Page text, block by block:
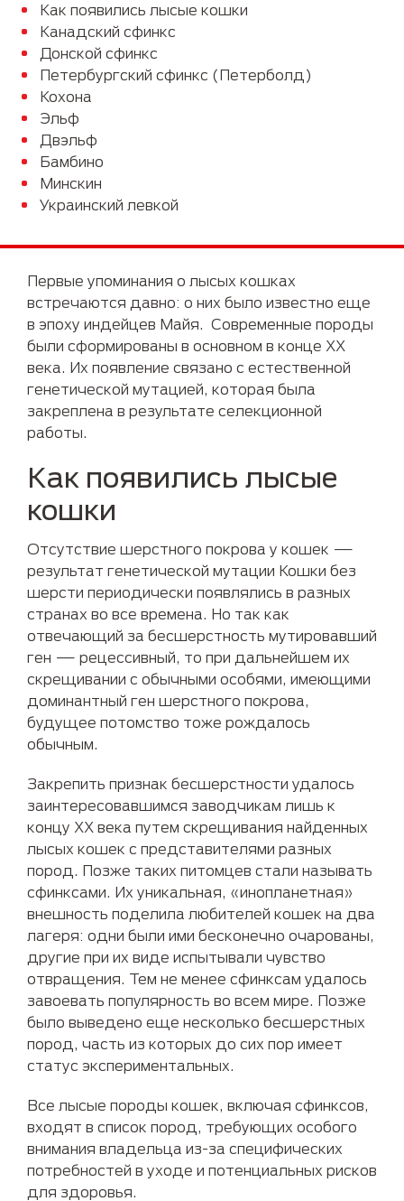
Как появились лысые кошки
Канадский сфинкс
Донской сфинкс
Петербургский сфинкс (Петерболд)
Кохона
Эльф
Двэльф
Бамбино
Минскин
Украинский левкой
Первые упоминания о лысых кошках
встречаются давно: о них было известно еще
в эпоху индейцев Майя. Современные породы
были сформированы в основном в конце XX
века. Их появление связано с естественной
генетической мутацией, которая была
закреплена в результате селекционной
работы.
Как появились лысые
кошки
Отсутствие шерстного покрова у кошек —
результат генетической мутации Кошки без
шерсти периодически появлялись в разных
странах во все времена. Но так как
отвечающий за бесшерстность мутировавший
ген — рецессивный, то при дальнейшем их
скрещивании с обычными особями, имеющими
доминантный ген шерстного покрова,
будущее потомство тоже рождалось
обычным.
Закрепить признак бесшерстности удалось
заинтересовавшимся заводчикам лишь к
концу ХХ века путем скрещивания найденных
лысых кошек с представителями разных
пород. Позже таких питомцев стали называть
сфинксами. Их уникальная, «инопланетная»
внешность поделила любителей кошек на два
лагеря: одни были ими бесконечно очарованы,
другие при их виде испытывали чувство
отвращения. Тем не менее сфинксам удалось
завоевать популярность во всем мире. Позже
было выведено еще несколько бесшерстных
пород, часть из которых до сих пор имеет
статус экспериментальных.
Все лысые породы кошек, включая сфинксов,
входят в список пород, требующих особого
внимания владельца из-за специфических
потребностей в уходе и потенциальных рисков
для здоровья.